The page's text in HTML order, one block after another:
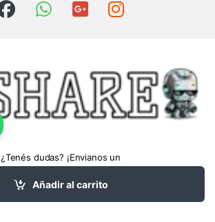
Añadir al carrito
¿Tenés dudas? ¡Envianos un
whatsapp!
3413475962